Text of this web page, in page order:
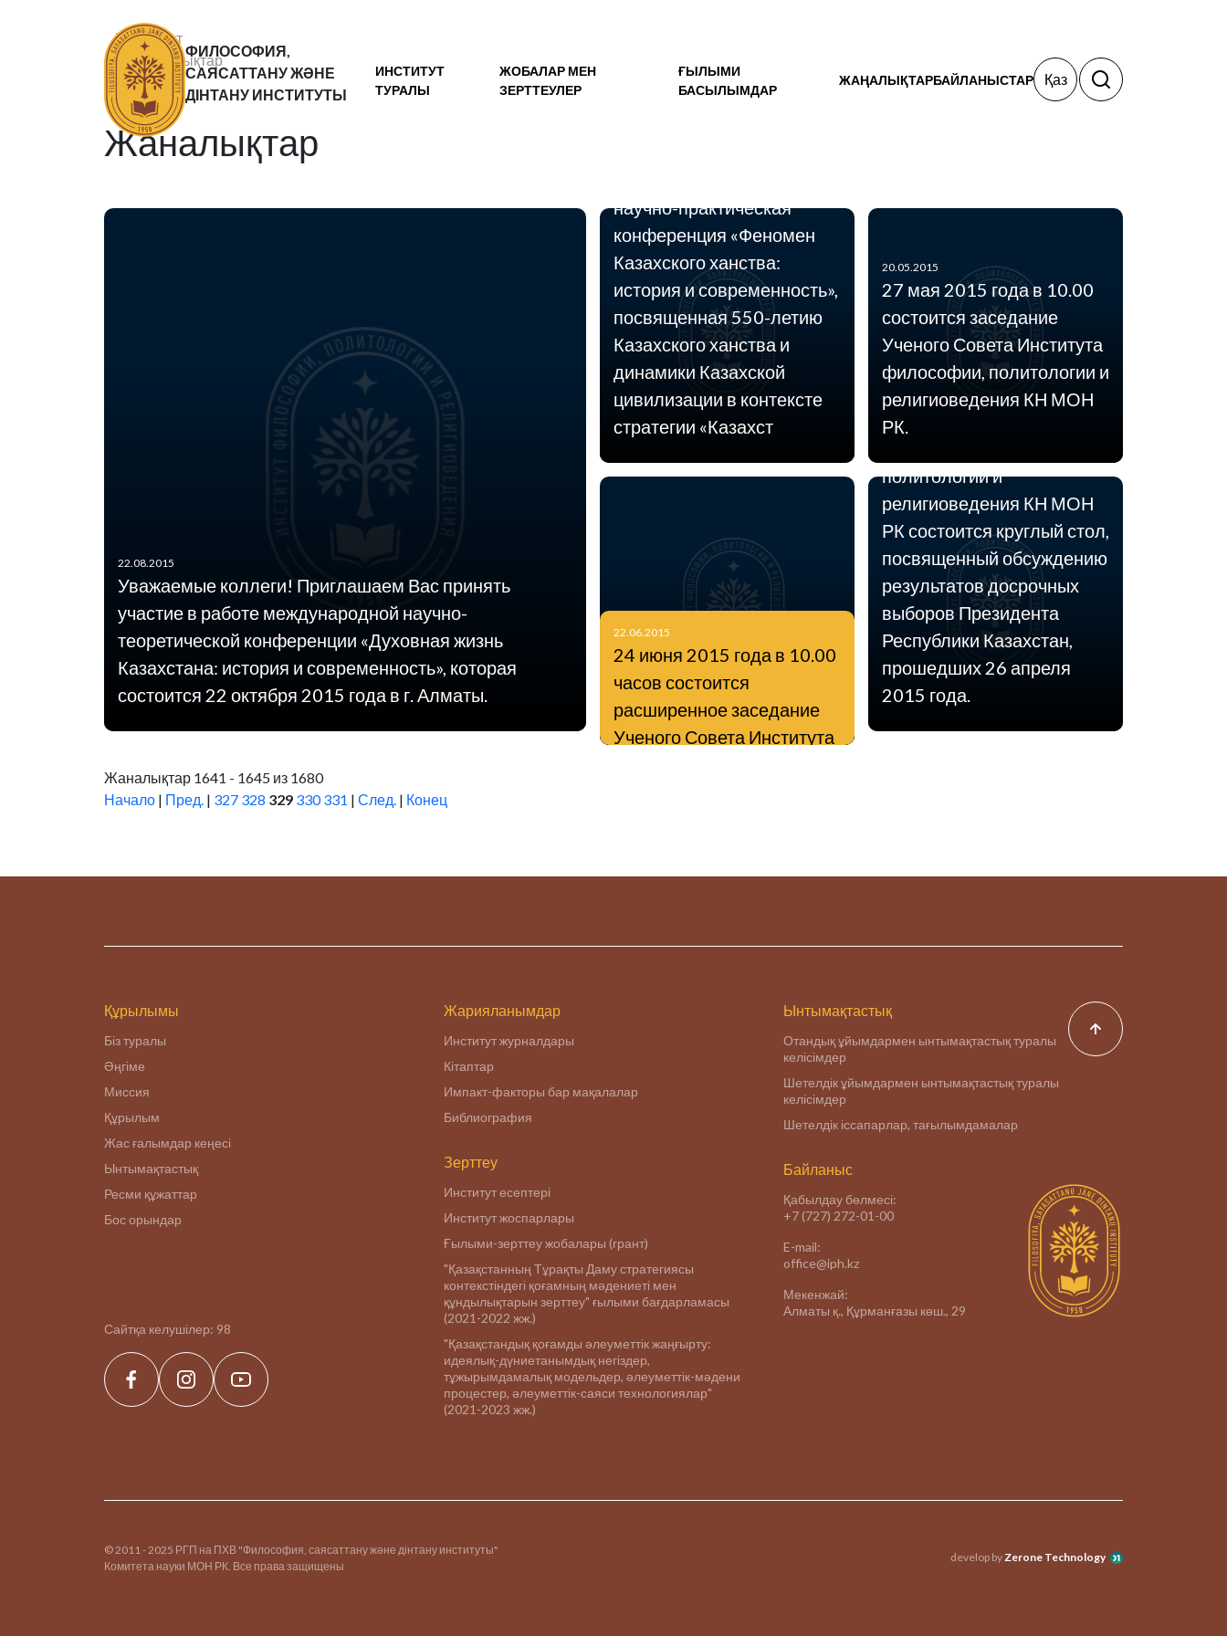
ФИЛОСОФИЯ,
САЯСАТТАНУ ЖӘНЕ
ДІНТАНУ ИНСТИТУТЫ
ИНСТИТУТ
ТУРАЛЫ
ЖОБАЛАР МЕН
ЗЕРТТЕУЛЕР
ҒЫЛЫМИ
БАСЫЛЫМДАР
ЖАҢАЛЫҚТАРБАЙЛАНЫСТАР Қаз
Басты бет
Жаналықтар
Статьи
Жаналықтар
22.08.2015
Уважаемые коллеги! Приглашаем Вас принять
участие в работе международной научно-
теоретической конференции «Духовная жизнь
Казахстана: история и современность», которая
состоится 22 октября 2015 года в г. Алматы.
22.06.2015
24 июня 2015 года в 10.00
часов состоится
расширенное заседание
Ученого Совета Института
научно-практическая
конференция «Феномен
Казахского ханства:
история и современность»,
посвященная 550-летию
Казахского ханства и
динамики Казахской
цивилизации в контексте
стратегии «Казахст
20.05.2015
27 мая 2015 года в 10.00
состоится заседание
Ученого Совета Института
философии, политологии и
религиоведения КН МОН
РК.
04.05.2015
4 мая 2015 года в
политологии и
религиоведения КН МОН
РК состоится круглый стол,
посвященный обсуждению
результатов досрочных
выборов Президента
Республики Казахстан,
прошедших 26 апреля
2015 года.
Жаналықтар 1641 - 1645 из 1680
Начало | Пред. | 327 328 329 330 331 | След. | Конец
Құрылымы
Біз туралы
Әңгіме
Миссия
Құрылым
Жас ғалымдар кеңесі
Ынтымақтастық
Ресми құжаттар
Бос орындар
Сайтқа келушілер: 98
Жарияланымдар
Институт журналдары
Кітаптар
Импакт-факторы бар мақалалар
Библиография
Зерттеу
Институт есептері
Институт жоспарлары
Ғылыми-зерттеу жобалары (грант)
"Қазақстанның Тұрақты Даму стратегиясы
контекстіндегі қоғамның мәдениеті мен
құндылықтарын зерттеу" ғылыми бағдарламасы
(2021-2022 жж.)
"Қазақстандық қоғамды әлеуметтік жаңғырту:
идеялық-дүниетанымдық негіздер,
тұжырымдамалық модельдер, әлеуметтік-мәдени
процестер, әлеуметтік-саяси технологиялар"
(2021-2023 жж.)
Ынтымақтастық
Отандық ұйымдармен ынтымақтастық туралы
келісімдер
Шетелдік ұйымдармен ынтымақтастық туралы
келісімдер
Шетелдік іссапарлар, тағылымдамалар
Байланыс
Қабылдау бөлмесі:
+7 (727) 272-01-00
E-mail:
office@iph.kz
Мекенжай:
Алматы қ., Құрманғазы көш., 29
© 2011 - 2025 РГП на ПХВ "Философия, саясаттану және дінтану институты"
Комитета науки МОН РК. Все права защищены
develop byZerone Technology